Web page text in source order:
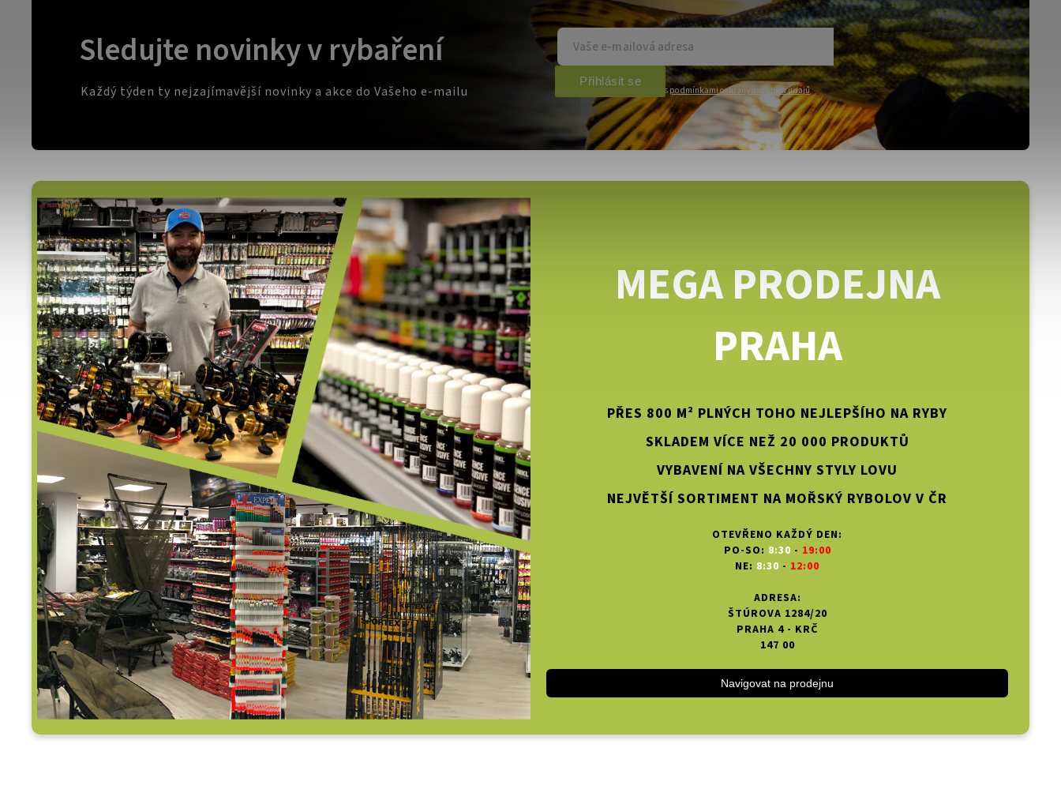
MEGA PRODEJNA
PRAHA
PŘES 800 M² PLNÝCH TOHO NEJLEPŠÍHO NA RYBY
SKLADEM VÍCE NEŽ 20 000 PRODUKTŮ
VYBAVENÍ NA VŠECHNY STYLY LOVU
NEJVĚTŠÍ SORTIMENT NA MOŘSKÝ RYBOLOV V ČR
OTEVŘENO KAŽDÝ DEN:
PO-SO: 8:30 - 19:00
NE: 8:30 - 12:00
ADRESA:
ŠTÚROVA 1284/20
PRAHA 4 - KRČ
147 00
Navigovat na prodejnu
Sledujte novinky v rybaření
Každý týden ty nejzajímavější novinky a akce do Vašeho e-mailu Vložením e-mailu souhlasíte spodmínkami ochrany osobních údajů
Přihlásit se